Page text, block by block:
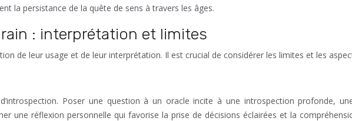
la persistance de la quête de sens à travers les âges.
: interprétation et limites
de leur usage et de leur interprétation. Il est crucial de considérer les limites et les
Poser une question à un oracle incite à une introspection profonde,
une réflexion personnelle qui favorise la prise de décisions éclairées et la